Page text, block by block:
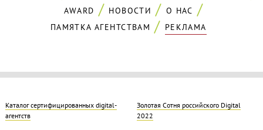
AWARD
НОВОСТИ
О НАС
ПАМЯТКА АГЕНТСТВАМ
РЕКЛАМА
Каталог сертифицированных digital-
агентств
Золотая Cотня российского Digital
2022